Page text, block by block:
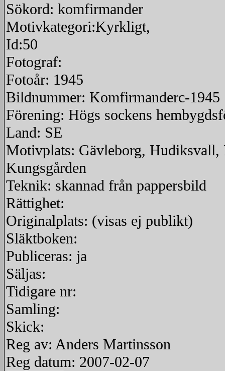
Sökord: komfirmander
Motivkategori:Kyrkligt,
Id:50
Fotograf:
Fotoår: 1945
Bildnummer: Komfirmanderc-1945
Förening: Högs sockens
Land: SE
Motivplats: Gävleborg, Hudiksvall,
Kungsgården
Teknik: skannad från pappersbild
Rättighet:
Originalplats: (visas ej publikt)
Släktboken:
Publiceras: ja
Säljas:
Tidigare nr:
Samling:
Skick:
Reg av: Anders Martinsson
Reg datum: 2007-02-07